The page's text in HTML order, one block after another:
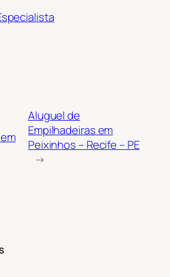
Aluguel de
Empilhadeiras em
Peixinhos – Recife – PE
→